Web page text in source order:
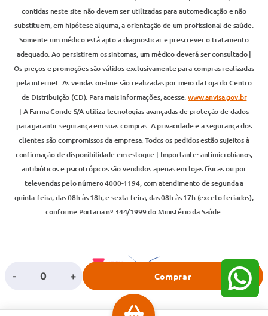
- + Comprar
contidas neste site não devem ser utilizadas para automedicação e não
substituem, em hipótese alguma, a orientação de um profissional de saúde.
Somente um médico está apto a diagnosticar e prescrever o tratamento
adequado. Ao persistirem os sintomas, um médico deverá ser consultado |
Os preços e promoções são válidos exclusivamente para compras realizadas
pela internet. As vendas on-line são realizadas por meio da Loja do Centro
de Distribuição (CD). Para mais informações, acesse:www.anvisa.gov.br
| A Farma Conde S/A utiliza tecnologias avançadas de proteção de dados
para garantir segurança em suas compras. A privacidade e a segurança dos
clientes são compromissos da empresa. Todos os pedidos estão sujeitos à
confirmação de disponibilidade em estoque | Importante: antimicrobianos,
antibióticos e psicotrópicos são vendidos apenas em lojas físicas ou por
televendas pelo número 4000-1194, com atendimento de segunda a
quinta-feira, das 08h às 18h, e sexta-feira, das 08h às 17h (exceto feriados),
conforme Portaria nº 344/1999 do Ministério da Saúde.